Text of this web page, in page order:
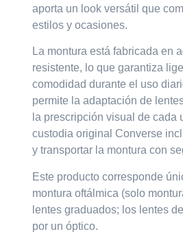
aporta un look versátil que
estilos y ocasiones.
La montura está fabricada en
resistente, lo que garantiza
comodidad durante el uso
permite la adaptación de
la prescripción visual de cada
custodia original Converse
y transportar la montura con
Este producto corresponde
montura oftálmica (solo
lentes graduados; los lentes
por un óptico.